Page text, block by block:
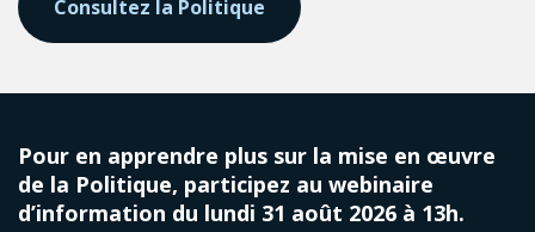
Consultez la Politique
Pour en apprendre plus sur la mise en œuvre
de la Politique, participez au webinaire
d’information du lundi 31 août 2026 à 13h.